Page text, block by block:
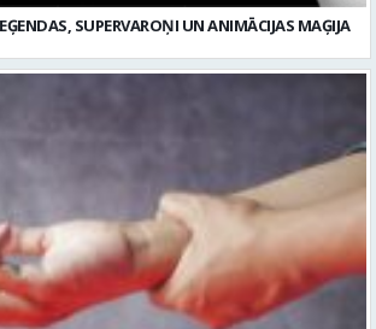
kā to novērst, atpazīt un veiksmīgi